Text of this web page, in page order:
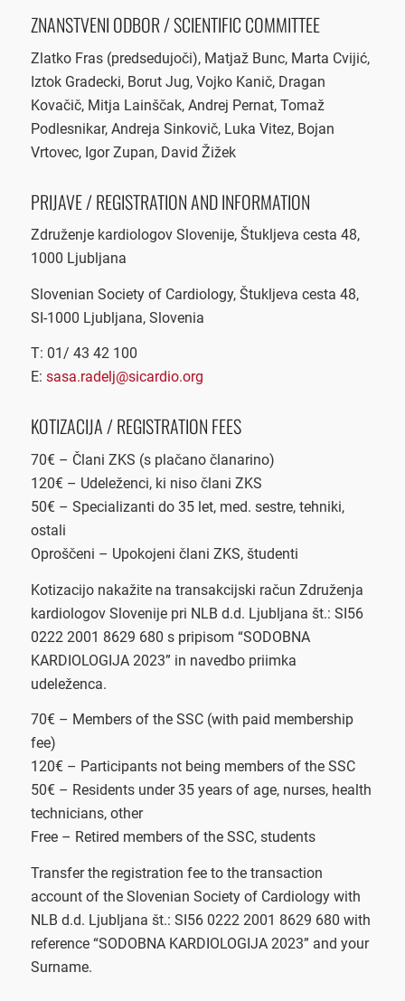
ZNANSTVENI ODBOR / SCIENTIFIC COMMITTEE
Zlatko Fras (predsedujoči), Matjaž Bunc, Marta Cvijić,
Iztok Gradecki, Borut Jug, Vojko Kanič, Dragan
Kovačič, Mitja Lainščak, Andrej Pernat, Tomaž
Podlesnikar, Andreja Sinkovič, Luka Vitez, Bojan
Vrtovec, Igor Zupan, David Žižek
PRIJAVE / REGISTRATION AND INFORMATION
Združenje kardiologov Slovenije, Štukljeva cesta 48,
1000 Ljubljana
Slovenian Society of Cardiology, Štukljeva cesta 48,
SI-1000 Ljubljana, Slovenia
T: 01/ 43 42 100
E: sasa.radelj@sicardio.org
KOTIZACIJA / REGISTRATION FEES
70€ – Člani ZKS (s plačano članarino)
120€ – Udeleženci, ki niso člani ZKS
50€ – Specializanti do 35 let, med. sestre, tehniki,
ostali
Oproščeni – Upokojeni člani ZKS, študenti
Kotizacijo nakažite na transakcijski račun Združenja
kardiologov Slovenije pri NLB d.d. Ljubljana št.: SI56
0222 2001 8629 680 s pripisom “SODOBNA
KARDIOLOGIJA 2023” in navedbo priimka
udeleženca.
70€ – Members of the SSC (with paid membership
fee)
120€ – Participants not being members of the SSC
50€ – Residents under 35 years of age, nurses, health
technicians, other
Free – Retired members of the SSC, students
Transfer the registration fee to the transaction
account of the Slovenian Society of Cardiology with
NLB d.d. Ljubljana št.: SI56 0222 2001 8629 680 with
reference “SODOBNA KARDIOLOGIJA 2023” and your
Surname.